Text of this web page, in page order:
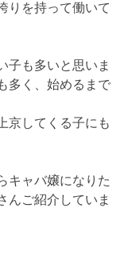
りを持って働いて
子も多いと思いま
多く、始めるまで
京してくる子にも
キャバ嬢になりた
んご紹介していま